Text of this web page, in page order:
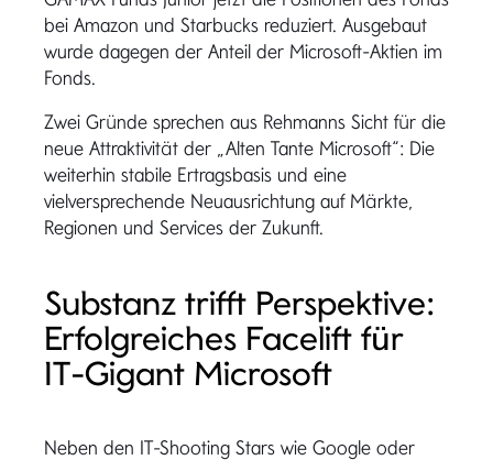
bei Amazon und Starbucks reduziert. Ausgebaut
wurde dagegen der Anteil der Microsoft-Aktien im
Fonds.
Zwei Gründe sprechen aus Rehmanns Sicht für die
neue Attraktivität der „Alten Tante Microsoft“: Die
weiterhin stabile Ertragsbasis und eine
vielversprechende Neuausrichtung auf Märkte,
Regionen und Services der Zukunft.
Substanz trifft Perspektive:
Erfolgreiches Facelift für
IT-Gigant Microsoft
Neben den IT-Shooting Stars wie Google oder